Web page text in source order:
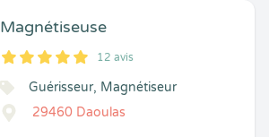
Magnétiseuse
5
1
5
12 12 avis
Guérisseur, Magnétiseur
29460 Daoulas